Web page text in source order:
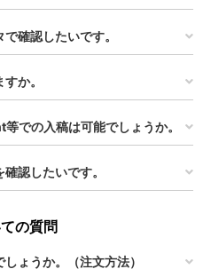
確認したいです。
か。
での入稿は可能でしょうか。
認したいです。
の質問
ょうか。（注文方法）